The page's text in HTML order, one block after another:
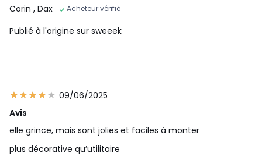
Corin , Dax Acheteur vérifié
Publié à l'origine sur sweeek
09/06/2025
Avis
elle grince, mais sont jolies et faciles à monter
plus décorative qu’utilitaire